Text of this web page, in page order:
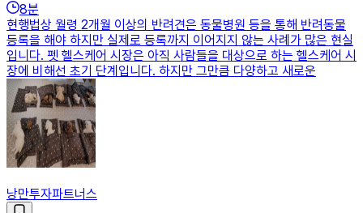
8분
현행법상 월령 2개월 이상의 반려견은 동물병원 등을 통해 반려동물
등록을 해야 하지만 실제로 등록까지 이어지지 않는 사례가 많은 현실
입니다. 펫 헬스케어 시장은 아직 사람들을 대상으로 하는 헬스케어 시
장에 비해선 초기 단계입니다. 하지만 그만큼 다양하고 새로운
낭만투자파트너스